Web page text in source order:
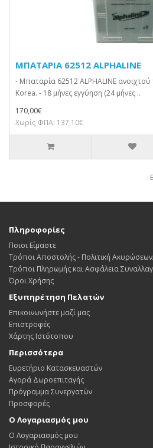
ΜΠΑΤΑΡΙΑ 62512 ALPHALINE
- Μπαταρία 62512 ALPHALINE
Korea. - 18 μήνες εγγύηση (24 μήνες ..
170,00€
Χωρίς ΦΠΑ: 137,10€
Πληροφορίες
Ποιοι Είμαστε
Τρόποι Αποστολής - Πολιτική
Τρόποι Πληρωμής και Ασφάλεια
Όροι Χρήσης
Εξυπηρέτηση Πελατών
Επικοινωνήστε μαζί μας
Επιστροφές
Χάρτης Ιστότοπου
Περισσότερα
Ευρετήριο Κατασκευαστών
Αγορά Δωροεπιταγής
Πρόγραμμα Συνεργατών
Προσφορές
Ο Λογαριασμός μου
Ο Λογαριασμός μου